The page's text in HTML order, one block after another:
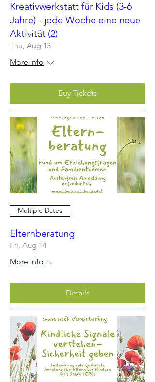
Kreativwerkstatt für Kids (3-6
Jahre) - jede Woche eine neue
Aktivität (2)
Thu, Aug 13
More info
Buy Tickets
Multiple Dates
Elternberatung
Fri, Aug 14
More info
Details